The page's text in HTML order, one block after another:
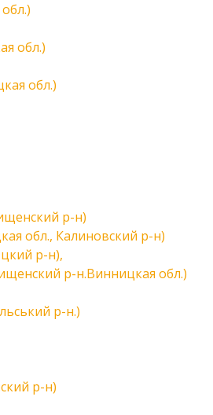
обл.)
обл.)
р-н)
обл., Калиновский р-н)
р-н),
р-н.Винницкая обл.)
р-н.)
р-н)